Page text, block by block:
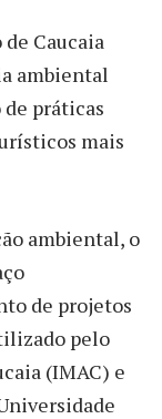
Caucaia
ambiental
práticas
mais
ambiental, o
de projetos
pelo
(IMAC) e